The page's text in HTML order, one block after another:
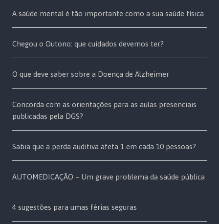
A saúde mental é tão importante como a sua saúde física
Chegou o Outono: que cuidados devemos ter?
O que deve saber sobre a Doença de Alzheimer
Concorda com as orientações para as aulas presenciais
publicadas pela DGS?
Sabia que a perda auditiva afeta 1 em cada 10 pessoas?
AUTOMEDICAÇÃO – Um grave problema da saúde pública
4 sugestões para umas férias seguras